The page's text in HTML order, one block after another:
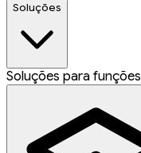
Soluções
Soluções para funções